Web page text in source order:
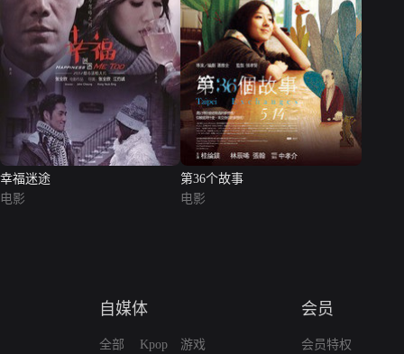
幸福迷途
电影
第36个故事
电影
自媒体
全部
Kpop
游戏
会员
会员特权